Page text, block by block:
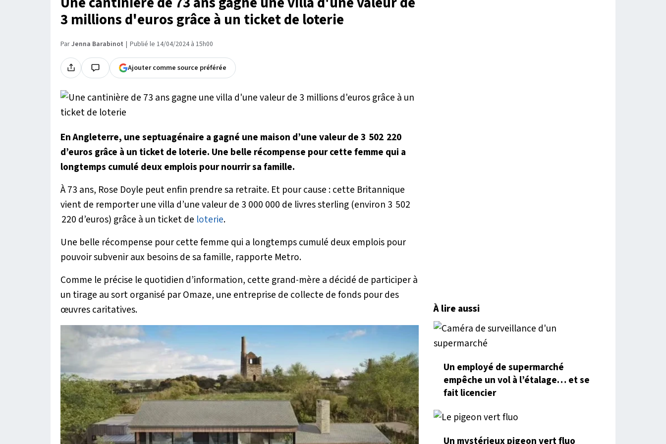
3 millions d'euros grâce à un ticket de loterie
ParJenna Barabinot Publié le 14/04/2024 à 15h00
Ajouter comme source préférée
En Angleterre, une septuagénaire a gagné une maison d’une valeur de 3 502 220
d’euros grâce à un ticket de loterie. Une belle récompense pour cette femme qui a
longtemps cumulé deux emplois pour nourrir sa famille.
À 73 ans, Rose Doyle peut enfin prendre sa retraite. Et pour cause : cette Britannique
vient de remporter une villa d’une valeur de 3 000 000 de livres sterling (environ 3 502
220 d’euros) grâce à un ticket de loterie.
Une belle récompense pour cette femme qui a longtemps cumulé deux emplois pour
pouvoir subvenir aux besoins de sa famille, rapporte Metro.
Comme le précise le quotidien d’information, cette grand-mère a décidé de participer à
un tirage au sort organisé par Omaze, une entreprise de collecte de fonds pour des
œuvres caritatives.
À lire aussi
Un employé de supermarché
empêche un vol à l’étalage… et se
fait licencier
Un mystérieux pigeon vert fluo